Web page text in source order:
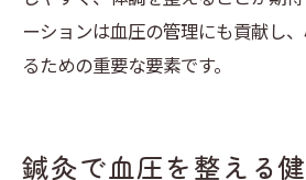
ーションは血圧の管理にも貢献し
るための重要な要素です。
鍼灸で血圧を整える